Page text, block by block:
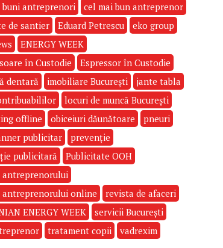
buni antreprenori
cel mai bun antreprenor
de santier
Eduard Petrescu
eko group
ENERGY WEEK
în Custodie
Espressor în Custodie
dentară
imobiliare București
jante tabla
locuri de muncă București
offline
obiceiuri dăunătoare
pneuri
publicitar
prevenție
publicitară
Publicitate OOH
antreprenorului
antreprenorului online
revista de afaceri
ENERGY WEEK
servicii București
tratament copii vadrexim